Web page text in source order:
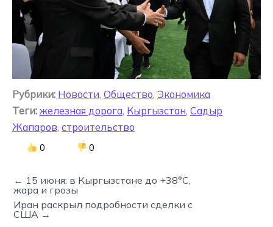
Рубрики: Новости, Общество, Экономика
Теги: железная дорога, Кыргызстан, Садыр
Жапаров, строительство
0 0
← 15 июня: в Кыргызстане до +38°C,
жара и грозы
Иран раскрыл подробности сделки с
США →